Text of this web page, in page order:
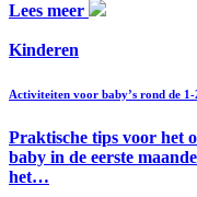
Lees meer
Kinderen
Activiteiten voor baby’s rond de 1-
Praktische tips voor het
baby in de eerste
het…